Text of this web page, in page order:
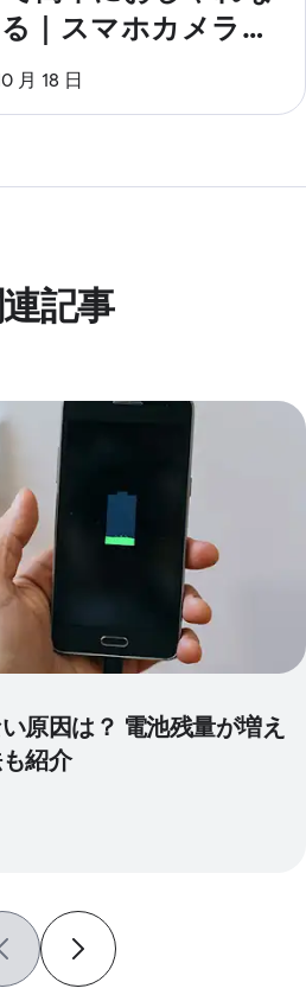
｜スマホカメラ講
月 18 日
記事
原因は？ 電池残量が増え
紹介